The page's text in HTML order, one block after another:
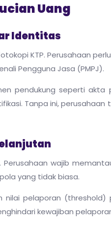
Uang
Identitas
KTP. Perusahaan
Pengguna Jasa (PMPJ).
pendukung seperti akta
Tanpa ini,
wajib
yang tidak biasa.
pelaporan (threshold)
kewajiban